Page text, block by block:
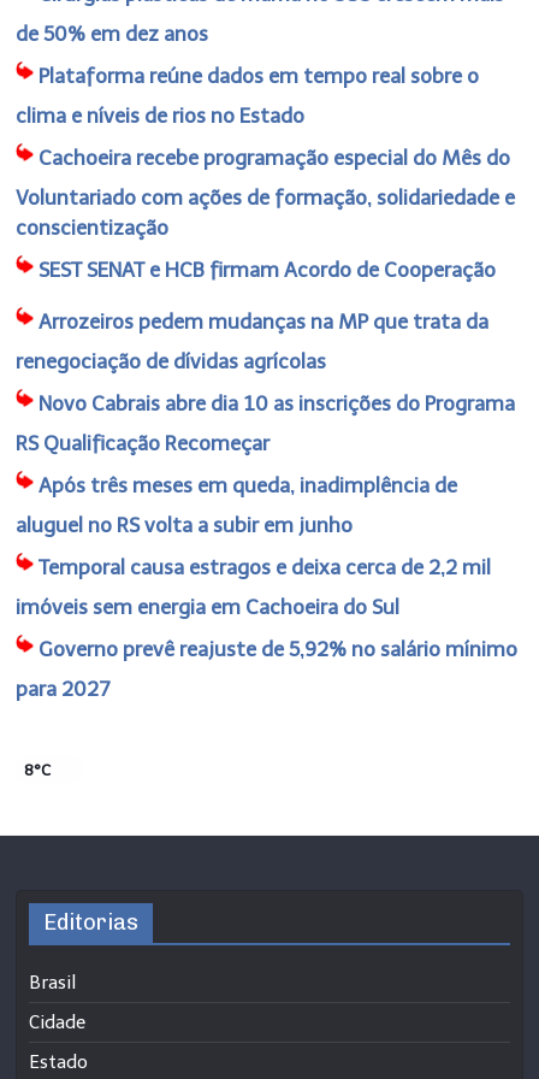
de 50% em dez anos
Plataforma reúne dados em tempo real sobre o
clima e níveis de rios no Estado
Cachoeira recebe programação especial do Mês do
Voluntariado com ações de formação, solidariedade e
conscientização
SEST SENAT e HCB firmam Acordo de Cooperação
Arrozeiros pedem mudanças na MP que trata da
renegociação de dívidas agrícolas
Novo Cabrais abre dia 10 as inscrições do Programa
RS Qualificação Recomeçar
Após três meses em queda, inadimplência de
aluguel no RS volta a subir em junho
Temporal causa estragos e deixa cerca de 2,2 mil
imóveis sem energia em Cachoeira do Sul
Governo prevê reajuste de 5,92% no salário mínimo
para 2027
8°C
Editorias
Brasil
Cidade
Estado